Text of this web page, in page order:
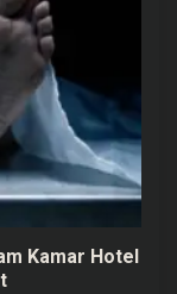
Kamar Hotel